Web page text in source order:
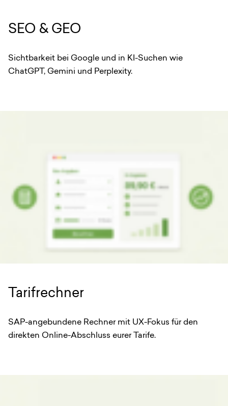
SEO & GEO
Sichtbarkeit bei Google und in KI-Suchen wie
ChatGPT, Gemini und Perplexity.
Tarifrechner
SAP-angebundene Rechner mit UX-Fokus für den
direkten Online-Abschluss eurer Tarife.